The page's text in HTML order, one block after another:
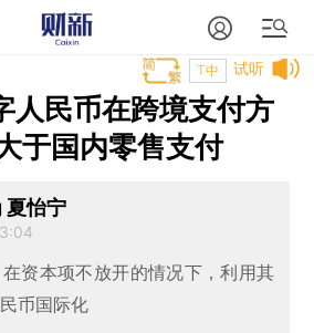
试听
T中
人民币在跨境支付方
于国内零售支付
夏怡宁
资本项不放开的情况下，利用其
币国际化